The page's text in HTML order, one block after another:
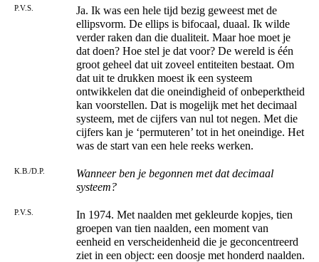
P.V.S.
Ja. Ik was een hele tijd bezig geweest met de
ellipsvorm. De ellips is bifocaal, duaal. Ik wilde
verder raken dan die dualiteit. Maar hoe moet je
dat doen? Hoe stel je dat voor? De wereld is één
groot geheel dat uit zoveel entiteiten bestaat. Om
dat uit te drukken moest ik een systeem
ontwikkelen dat die oneindigheid of onbeperktheid
kan voorstellen. Dat is mogelijk met het decimaal
systeem, met de cijfers van nul tot negen. Met die
cijfers kan je ‘permuteren’ tot in het oneindige. Het
was de start van een hele reeks werken.
K.B./D.P.
Wanneer ben je begonnen met dat decimaal
systeem?
P.V.S.
In 1974. Met naalden met gekleurde kopjes, tien
groepen van tien naalden, een moment van
eenheid en verscheidenheid die je geconcentreerd
ziet in een object: een doosje met honderd naalden.